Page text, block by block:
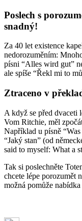
Poslech s
snadný!
Za 40 let existence
nedorozuměním:
písni “Alles wird gut”
ale spíše “Řekl mi to
Ztraceno v
A když se před dvaceti
Vom Ritchie, měl
Například u písně “Was
“Jaký stan” (od
said to myself: What a
Tak si poslechněte
chcete lépe porozumět
možná pomůže nabídka